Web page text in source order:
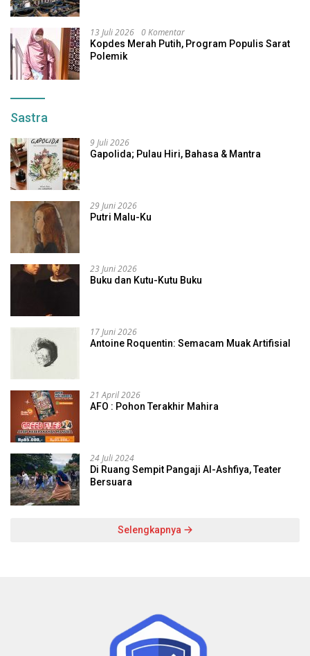
13 Juli 2026 0 Komentar
Kopdes Merah Putih, Program Populis Sarat
Polemik
Sastra
9 Juli 2026
Gapolida; Pulau Hiri, Bahasa & Mantra
29 Juni 2026
Putri Malu-Ku
23 Juni 2026
Buku dan Kutu-Kutu Buku
17 Juni 2026
Antoine Roquentin: Semacam Muak Artifisial
21 April 2026
AFO : Pohon Terakhir Mahira
24 Juli 2024
Di Ruang Sempit Pangaji Al-Ashfiya, Teater
Bersuara
Selengkapnya